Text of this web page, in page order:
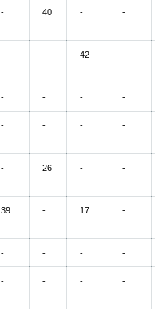
- 40 - -
- - 42 -
- - - -
- - - -
- 26 - -
39 - 17 -
- - - -
- - - -